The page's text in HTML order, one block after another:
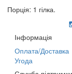
Порція: 1 гілка.
Інформація
Оплата/Доставка
Угода